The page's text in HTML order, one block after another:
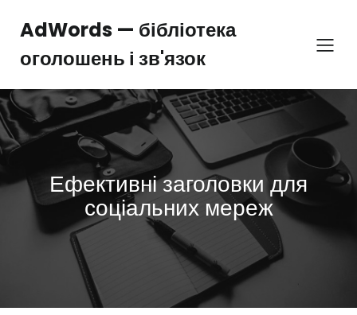
вмістуAdWords — бібліотека
оголошень і зв'язок
Ефективні заголовки для
соціальних мереж